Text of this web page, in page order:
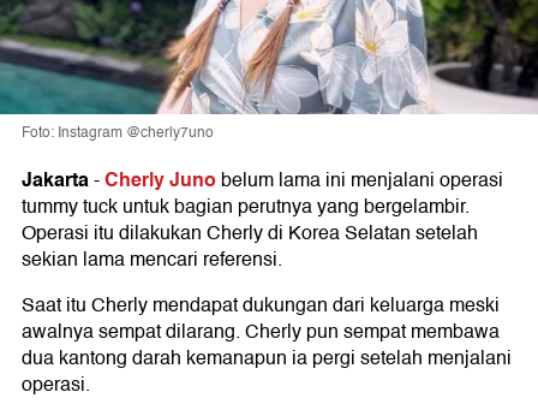
Foto: Instagram @cherly7uno
Jakarta-Cherly Junobelum lama ini menjalani operasi
tummy tuck untuk bagian perutnya yang bergelambir.
Operasi itu dilakukan Cherly di Korea Selatan setelah
sekian lama mencari referensi.
Saat itu Cherly mendapat dukungan dari keluarga meski
awalnya sempat dilarang. Cherly pun sempat membawa
dua kantong darah kemanapun ia pergi setelah menjalani
operasi.